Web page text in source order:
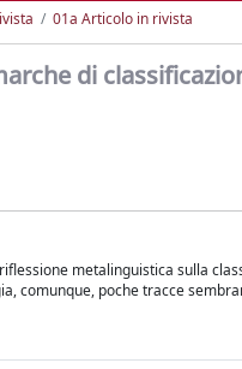
01a Articolo in rivista
di
metalinguistica sulla
comunque, poche tracce